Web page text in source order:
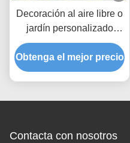
Decoración al aire libre o
jardín personalizado
Corten bola hueca de
acero
Obtenga el mejor precio
Contacta con nosotros